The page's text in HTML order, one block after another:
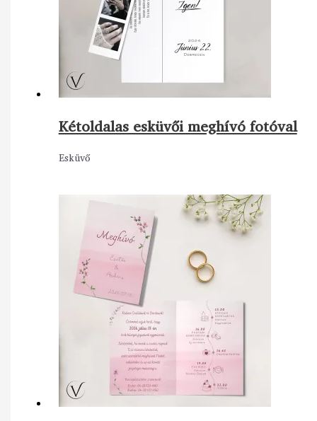
Kétoldalas esküvői meghívó fotóval
Esküvő